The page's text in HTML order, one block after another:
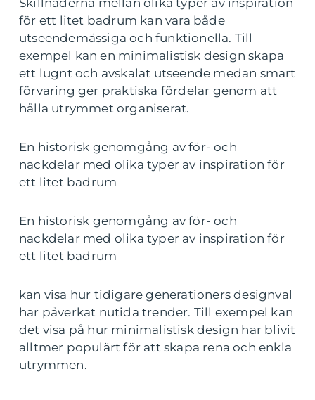
Skillnaderna mellan olika typer av inspiration
för ett litet badrum kan vara både
utseendemässiga och funktionella. Till
exempel kan en minimalistisk design skapa
ett lugnt och avskalat utseende medan smart
förvaring ger praktiska fördelar genom att
hålla utrymmet organiserat.
En historisk genomgång av för- och
nackdelar med olika typer av inspiration för
ett litet badrum
En historisk genomgång av för- och
nackdelar med olika typer av inspiration för
ett litet badrum
kan visa hur tidigare generationers designval
har påverkat nutida trender. Till exempel kan
det visa på hur minimalistisk design har blivit
alltmer populärt för att skapa rena och enkla
utrymmen.